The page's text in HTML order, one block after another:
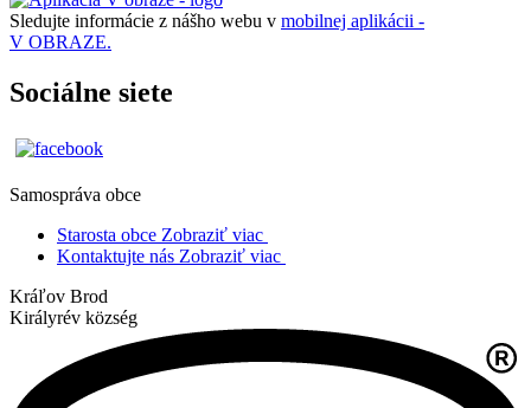
Sledujte informácie z nášho webu v mobilnej aplikácii -
V OBRAZE.
Sociálne siete
Samospráva obce
Starosta obce Zobraziť viac
Kontaktujte nás Zobraziť viac
Kráľov Brod
Királyrév község